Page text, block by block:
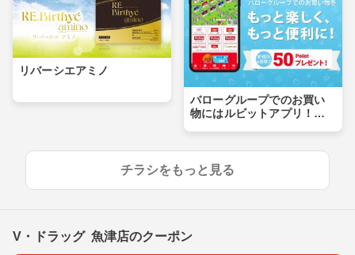
リバーシエアミノ
バローグループでのお買い
物にはルビットアプリ！ダ
チラシをもっと見る
V・ドラッグ 魚津店のクーポン